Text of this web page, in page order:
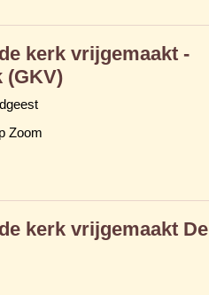
kerk vrijgemaakt -
(GKV)
Zoom
kerk vrijgemaakt De